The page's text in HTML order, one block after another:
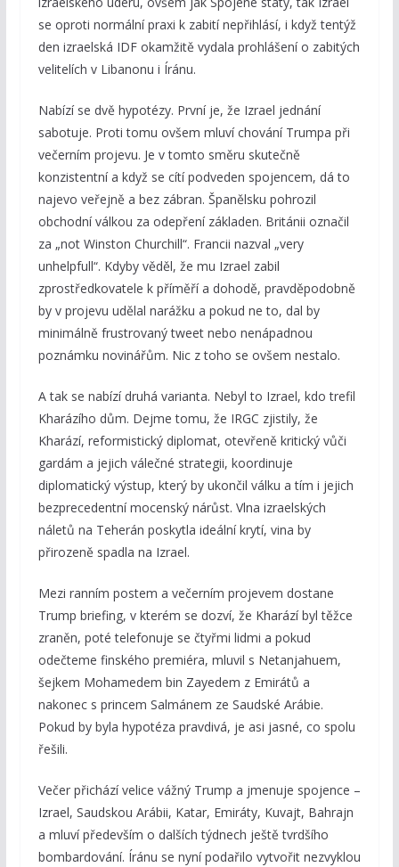
se oproti normální praxi k zabití nepřihlásí, i když tentýž
den izraelská IDF okamžitě vydala prohlášení o zabitých
velitelích v Libanonu i Íránu.
Nabízí se dvě hypotézy. První je, že Izrael jednání
sabotuje. Proti tomu ovšem mluví chování Trumpa při
večerním projevu. Je v tomto směru skutečně
konzistentní a když se cítí podveden spojencem, dá to
najevo veřejně a bez zábran. Španělsku pohrozil
obchodní válkou za odepření základen. Británii označil
za „not Winston Churchill“. Francii nazval „very
unhelpfull“. Kdyby věděl, že mu Izrael zabil
zprostředkovatele k příměří a dohodě, pravděpodobně
by v projevu udělal narážku a pokud ne to, dal by
minimálně frustrovaný tweet nebo nenápadnou
poznámku novinářům. Nic z toho se ovšem nestalo.
A tak se nabízí druhá varianta. Nebyl to Izrael, kdo trefil
Kharázího dům. Dejme tomu, že IRGC zjistily, že
Kharází, reformistický diplomat, otevřeně kritický vůči
gardám a jejich válečné strategii, koordinuje
diplomatický výstup, který by ukončil válku a tím i jejich
bezprecedentní mocenský nárůst. Vlna izraelských
náletů na Teherán poskytla ideální krytí, vina by
přirozeně spadla na Izrael.
Mezi ranním postem a večerním projevem dostane
Trump briefing, v kterém se dozví, že Kharází byl těžce
zraněn, poté telefonuje se čtyřmi lidmi a pokud
odečteme finského premiéra, mluvil s Netanjahuem,
šejkem Mohamedem bin Zayedem z Emirátů a
nakonec s princem Salmánem ze Saudské Arábie.
Pokud by byla hypotéza pravdivá, je asi jasné, co spolu
řešili.
Večer přichází velice vážný Trump a jmenuje spojence –
Izrael, Saudskou Arábii, Katar, Emiráty, Kuvajt, Bahrajn
a mluví především o dalších týdnech ještě tvrdšího
bombardování. Íránu se nyní podařilo vytvořit nezvyklou